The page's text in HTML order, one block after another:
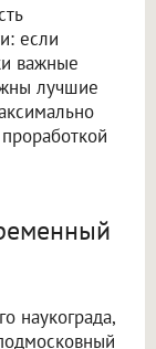
если
важные
лучшие
наукограда,